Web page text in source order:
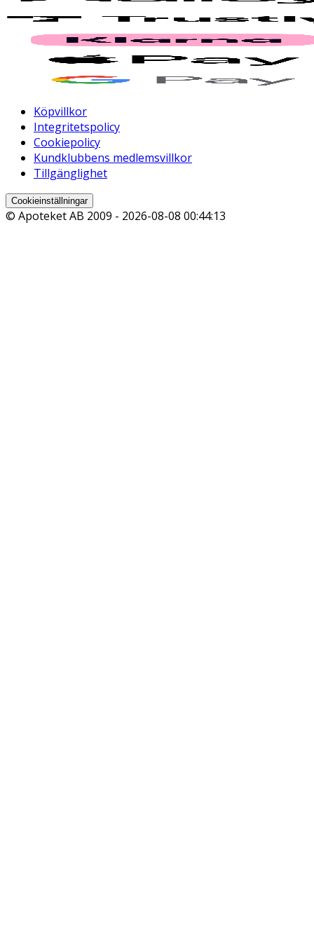
Köpvillkor
Integritetspolicy
Cookiepolicy
Kundklubbens medlemsvillkor
Tillgänglighet
Cookieinställningar
© Apoteket AB 2009 - 2026-08-08 00:44:13